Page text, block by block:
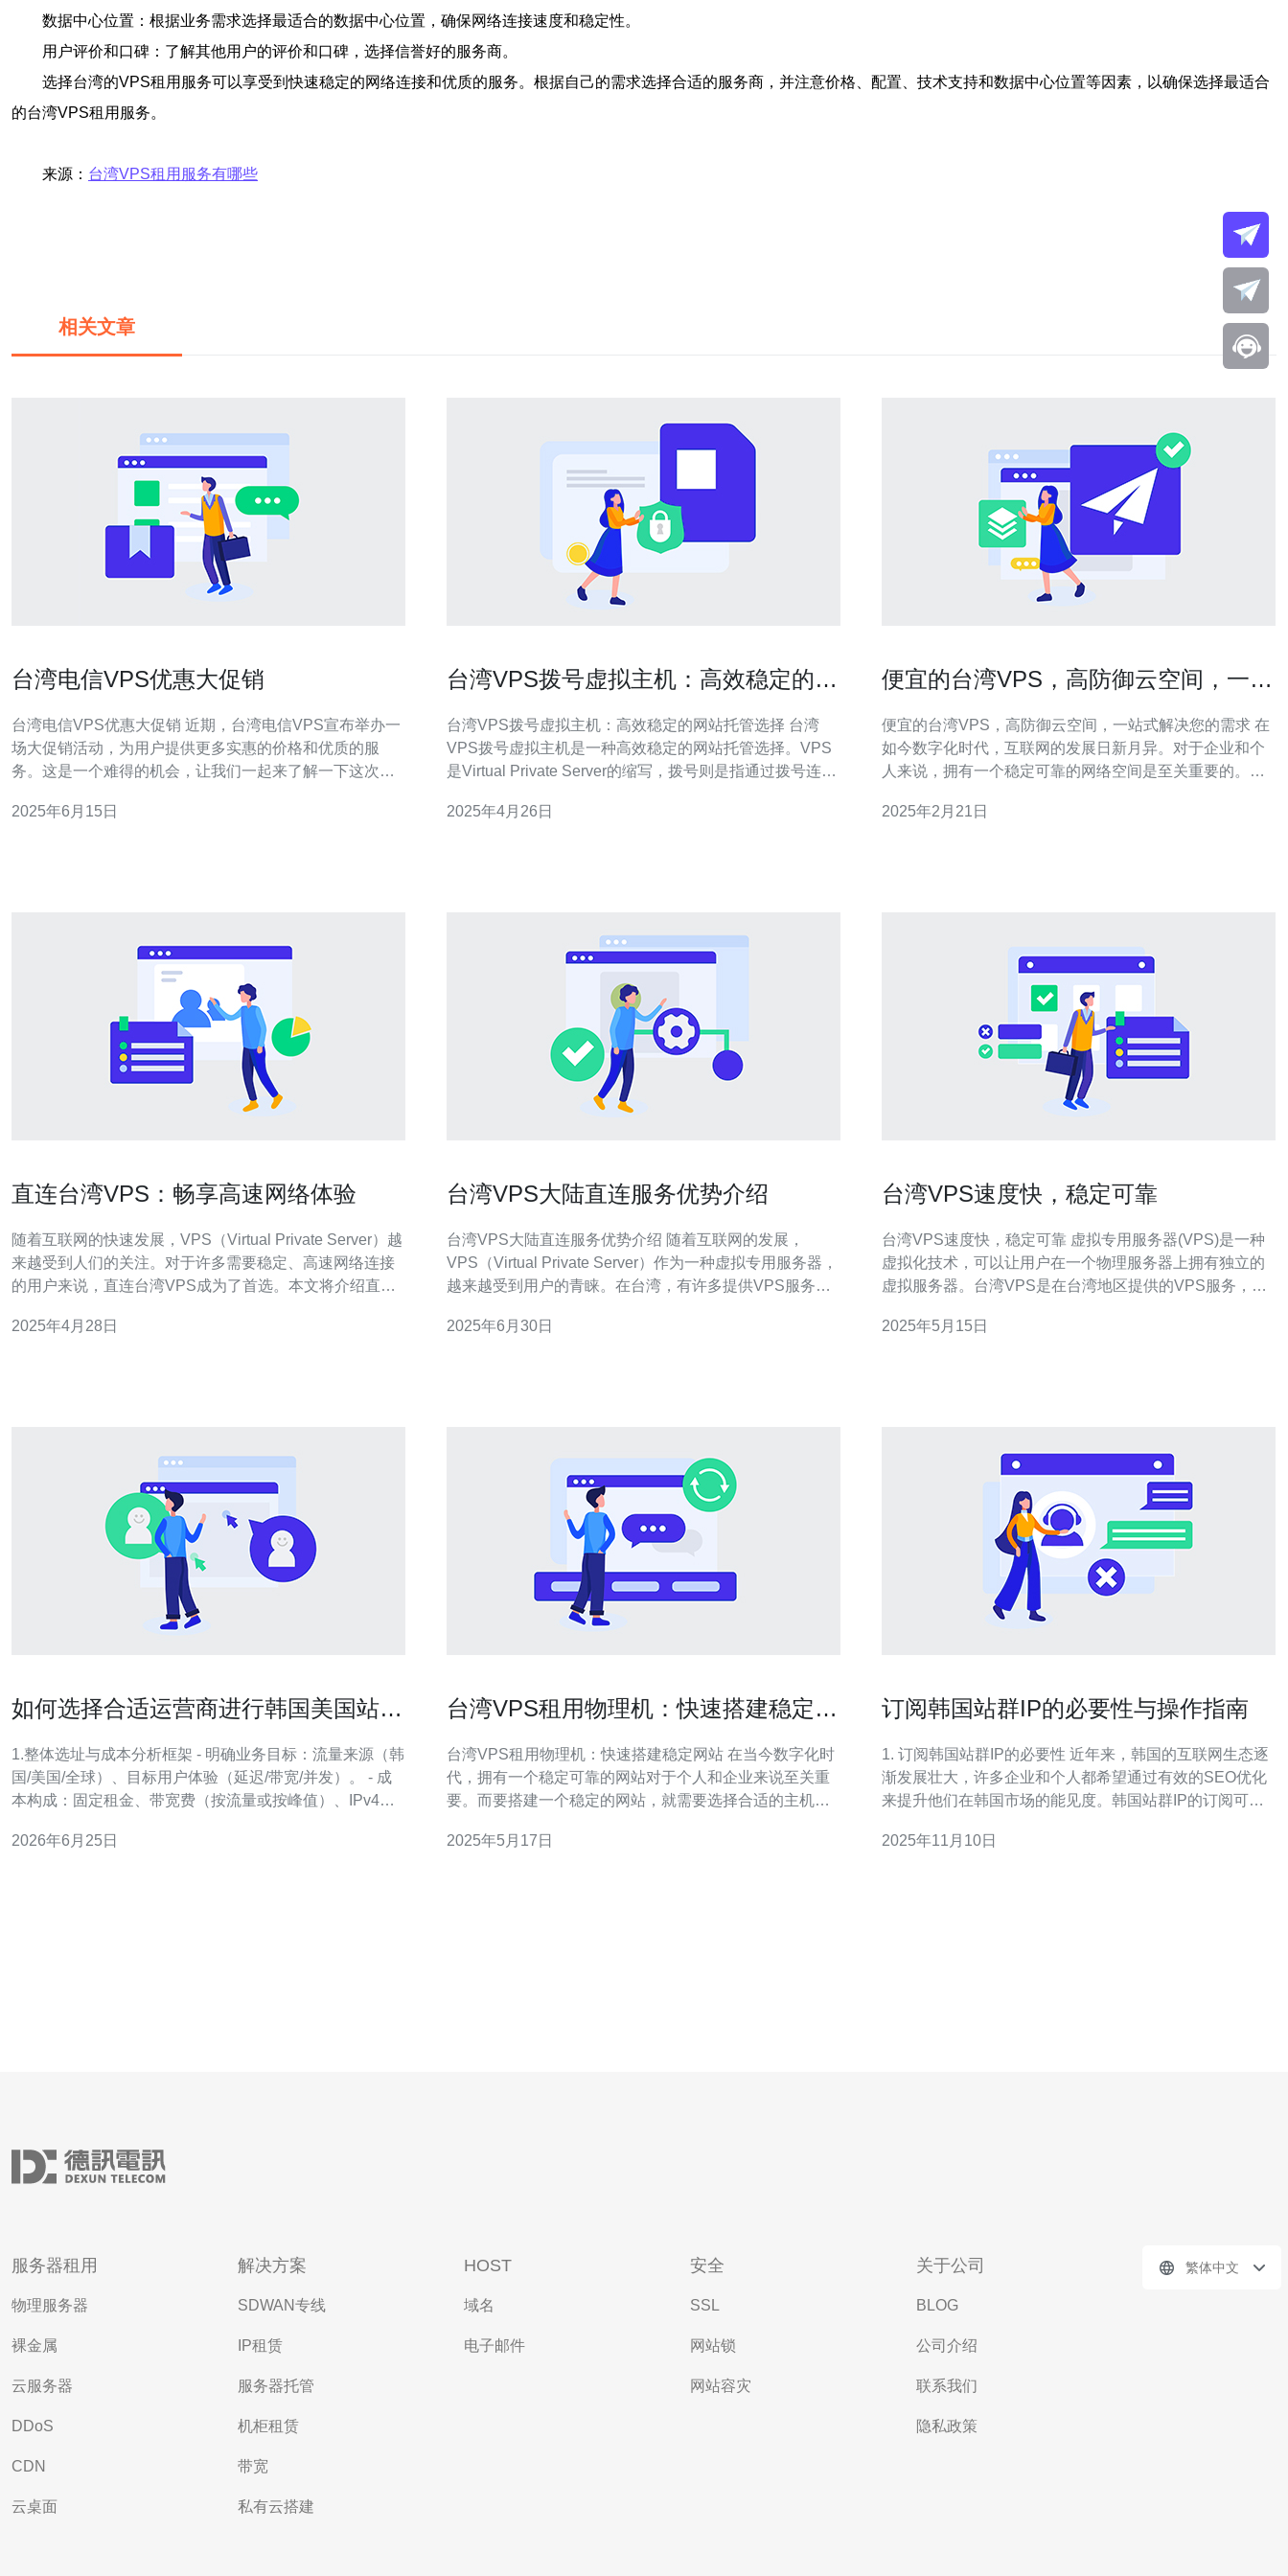
数据中心位置：根据业务需求选择最适合的数据中心位置，确保网络连接速度和稳定性。
用户评价和口碑：了解其他用户的评价和口碑，选择信誉好的服务商。
选择台湾的VPS租用服务可以享受到快速稳定的网络连接和优质的服务。根据自己的需求选择合适的服务商，并注意价格、配置、技术支持和数据中心位置等因素，以确保选择最适合
的台湾VPS租用服务。
来源： 台湾VPS租用服务有哪些
相关文章
台湾电信VPS优惠大促销
台湾电信VPS优惠大促销 近期，台湾电信VPS宣布举办一
场大促销活动，为用户提供更多实惠的价格和优质的服
务。这是一个难得的机会，让我们一起来了解一下这次促
多种优惠政策，包括折扣、赠送和特价产品。用户可以根
2025年6月15日
台湾VPS拨号虚拟主机：高效稳定的网
台湾VPS拨号虚拟主机：高效稳定的网站托管选择 台湾
VPS拨号虚拟主机是一种高效稳定的网站托管选择。VPS
是Virtual Private Server的缩写，拨号则是指通过拨号连接
托管服务，并具有较高的性能和灵活性。 1. 高效稳定：台
2025年4月26日
便宜的台湾VPS，高防御云空间，一站
便宜的台湾VPS，高防御云空间，一站式解决您的需求 在
如今数字化时代，互联网的发展日新月异。对于企业和个
人来说，拥有一个稳定可靠的网络空间是至关重要的。而
站式解决需求的完美方案。 1. 价格实惠：台湾VPS的价格
2025年2月21日
直连台湾VPS：畅享高速网络体验
随着互联网的快速发展，VPS（Virtual Private Server）越
来越受到人们的关注。对于许多需要稳定、高速网络连接
的用户来说，直连台湾VPS成为了首选。本文将介绍直连
享高速网络体验。 直连台湾VPS是指服务器直接连接到台
2025年4月28日
台湾VPS大陆直连服务优势介绍
台湾VPS大陆直连服务优势介绍 随着互联网的发展，
VPS（Virtual Private Server）作为一种虚拟专用服务器，
越来越受到用户的青睐。在台湾，有许多提供VPS服务的
更快速、稳定地访问大陆相关网站和服务。 台湾VPS大陆
2025年6月30日
台湾VPS速度快，稳定可靠
台湾VPS速度快，稳定可靠 虚拟专用服务器(VPS)是一种
虚拟化技术，可以让用户在一个物理服务器上拥有独立的
虚拟服务器。台湾VPS是在台湾地区提供的VPS服务，优
务器部署在台湾本地的数据中心，这意味着用户可以获得
2025年5月15日
如何选择合适运营商进行韩国美国站群
1.整体选址与成本分析框架 - 明确业务目标：流量来源（韩
国/美国/全球）、目标用户体验（延迟/带宽/并发）。 - 成
本构成：固定租金、带宽费（按流量或按峰值）、IPv4地
（ms）、丢包率、可用带宽（Gbps）、SLA（可用
2026年6月25日
台湾VPS租用物理机：快速搭建稳定网
台湾VPS租用物理机：快速搭建稳定网站 在当今数字化时
代，拥有一个稳定可靠的网站对于个人和企业来说至关重
要。而要搭建一个稳定的网站，就需要选择合适的主机服
看如何通过租用台湾VPS物理机来快速搭建稳定的网站。
2025年5月17日
订阅韩国站群IP的必要性与操作指南
1. 订阅韩国站群IP的必要性 近年来，韩国的互联网生态逐
渐发展壮大，许多企业和个人都希望通过有效的SEO优化
来提升他们在韩国市场的能见度。韩国站群IP的订阅可以
韩国本地IP，可以提高你的网站在韩国搜索引擎中的排
2025年11月10日
服务器租用
物理服务器
裸金属
云服务器
DDoS
CDN
云桌面
解决方案
SDWAN专线
IP租赁
服务器托管
机柜租赁
带宽
私有云搭建
HOST
域名
电子邮件
安全
SSL
网站锁
网站容灾
关于公司
BLOG
公司介绍
联系我们
隐私政策
繁体中文